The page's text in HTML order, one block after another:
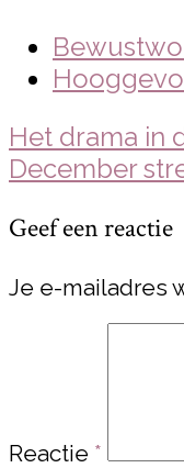
Bericht
navigatie
Het drama in
December
Geef een reactie
Je e-mailadres
Reactie *